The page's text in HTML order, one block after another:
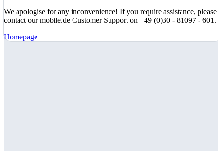
We apologise for any inconvenience! If you require assistance, please
contact our mobile.de Customer Support on +49 (0)30 - 81097 - 601.
Homepage